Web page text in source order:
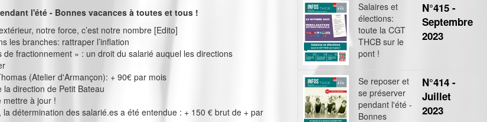
l'été - Bonnes vacances à toutes et tous !
notre force, c’est notre nombre [Edito]
les branches: rattraper l’inflation
de fractionnement » : un droit du salarié auquel les directions
(Atelier d'Armançon): + 90€ par mois
la direction de Petit Bateau
mettre à jour !
la détermination des salarié.es a été entendue : + 150 € brut de + par
Salaires et
élections:
toute la CGT
THCB sur le
pont !
N°415 -
Septembre
2023
Se reposer et
se préserver
pendant l'été -
Bonnes
N°414 -
Juillet
2023